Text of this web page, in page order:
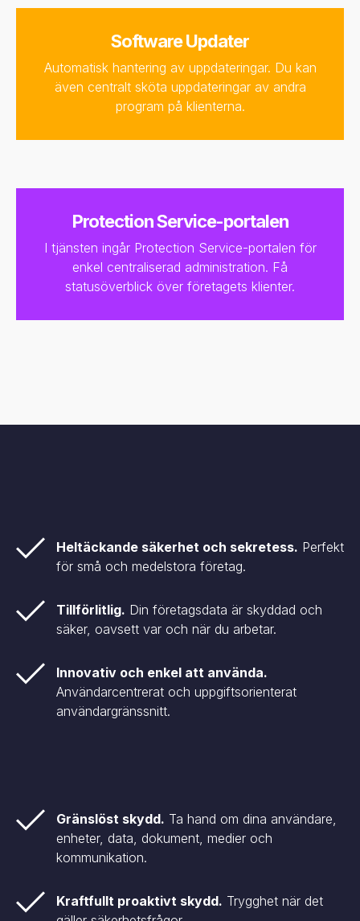
Software Updater
Automatisk hantering av uppdateringar. Du kan
även centralt sköta uppdateringar av andra
program på klienterna.
Protection Service-portalen
I tjänsten ingår Protection Service-portalen för
enkel centraliserad administration. Få
statusöverblick över företagets klienter.
Heltäckande säkerhet och sekretess. Perfekt
för små och medelstora företag.
Tillförlitlig. Din företagsdata är skyddad och
säker, oavsett var och när du arbetar.
Innovativ och enkel att använda.
Användarcentrerat och uppgiftsorienterat
användargränssnitt.
Gränslöst skydd. Ta hand om dina användare,
enheter, data, dokument, medier och
kommunikation.
Kraftfullt proaktivt skydd. Trygghet när det